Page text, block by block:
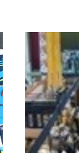
ดูข้อมูลพื้น